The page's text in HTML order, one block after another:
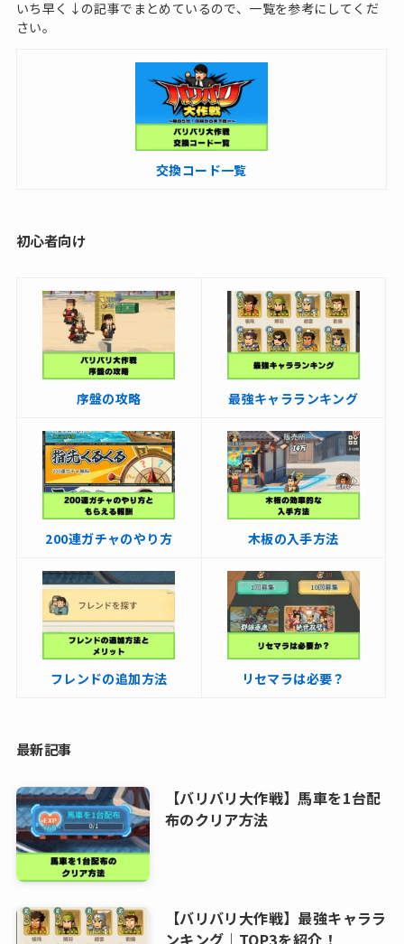
いち早く↓の記事でまとめているので、一覧を参考にしてくだ
さい。
交換コード一覧
初心者向け
序盤の攻略 最強キャラランキング
200連ガチャのやり方 木板の入手方法
フレンドの追加方法 リセマラは必要？
最新記事
【バリバリ大作戦】馬車を1台配
布のクリア方法
【バリバリ大作戦】最強キャララ
ンキング｜TOP3を紹介！